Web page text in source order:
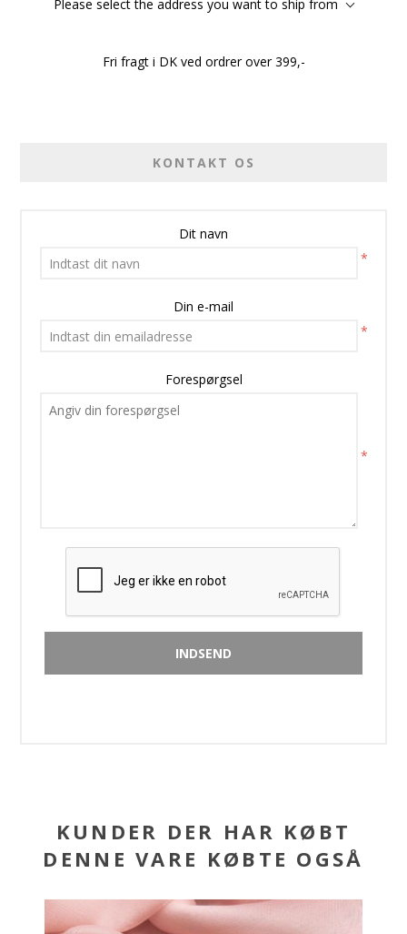
Please select the address you want to ship from
Fri fragt i DK ved ordrer over 399,-
KONTAKT OS
Dit navn
*
Din e-mail
*
Forespørgsel
*
KUNDER DER HAR KØBT
DENNE VARE KØBTE OGSÅ